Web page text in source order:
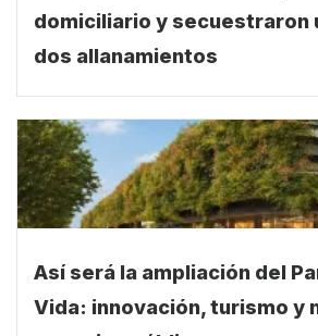
domiciliario y secuestraron
dos allanamientos
Así será la ampliación del
Vida: innovación, turismo y